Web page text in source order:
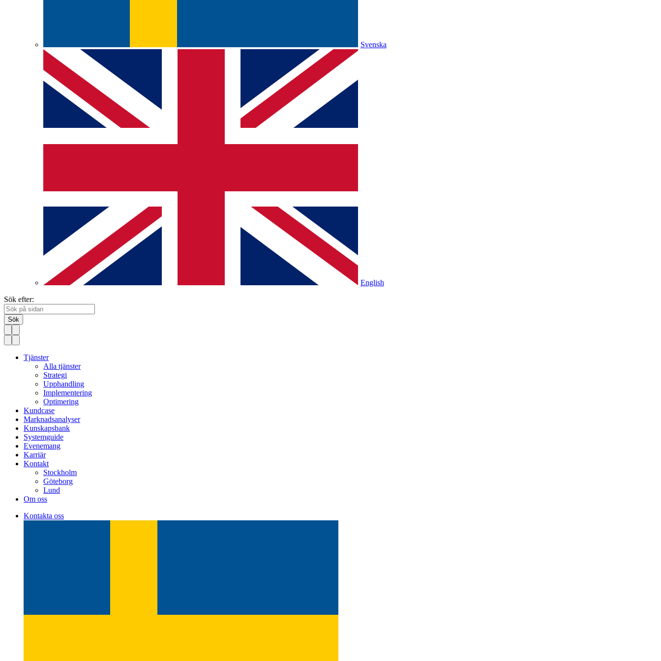
Svenska
English
Sök efter:
Sök
Tjänster
Alla tjänster
Strategi
Upphandling
Implementering
Optimering
Kundcase
Marknadsanalyser
Kunskapsbank
Systemguide
Evenemang
Karriär
Kontakt
Stockholm
Göteborg
Lund
Om oss
Kontakta oss